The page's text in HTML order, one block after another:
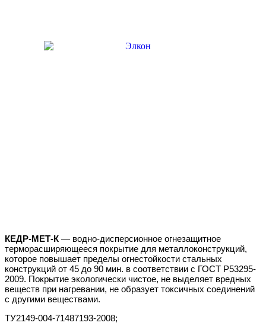
КЕДР-МЕТ-К — водно-дисперсионное огнезащитное
терморасширяющееся покрытие для металлоконструкций,
которое повышает пределы огнестойкости стальных
конструкций от 45 до 90 мин. в соответствии с ГОСТ Р53295-
2009. Покрытие экологически чистое, не выделяет вредных
веществ при нагревании, не образует токсичных соединений
с другими веществами.
ТУ2149-004-71487193-2008;